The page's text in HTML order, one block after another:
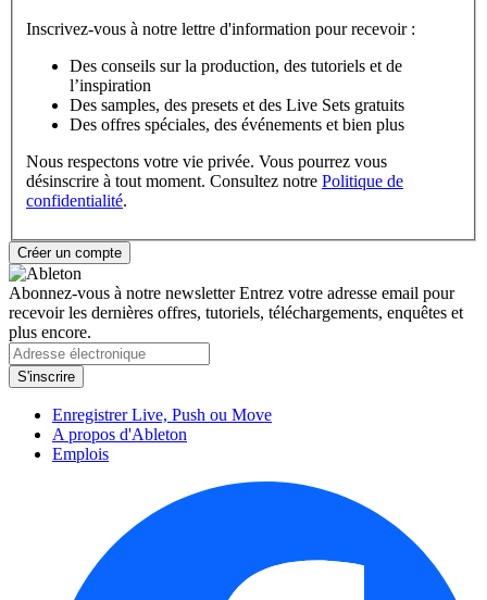
Inscrivez-vous à notre lettre d'information pour recevoir :
Des conseils sur la production, des tutoriels et de
l’inspiration
Des samples, des presets et des Live Sets gratuits
Des offres spéciales, des événements et bien plus
Nous respectons votre vie privée. Vous pourrez vous
désinscrire à tout moment. Consultez notre Politique de
confidentialité.
Abonnez-vous à notre newsletterEntrez votre adresse email pour
recevoir les dernières offres, tutoriels, téléchargements, enquêtes et
plus encore.
Enregistrer Live, Push ou Move
A propos d'Ableton
Emplois